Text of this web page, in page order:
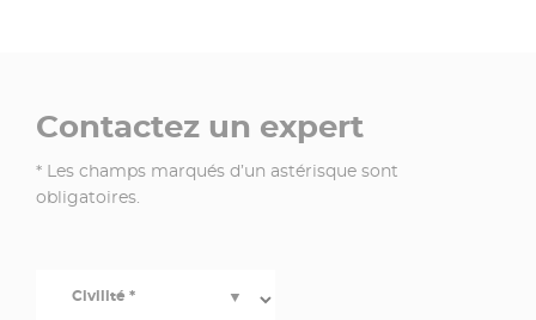
Contactez un expert
* Les champs marqués d’un astérisque sont
obligatoires.
Civilité * ▼